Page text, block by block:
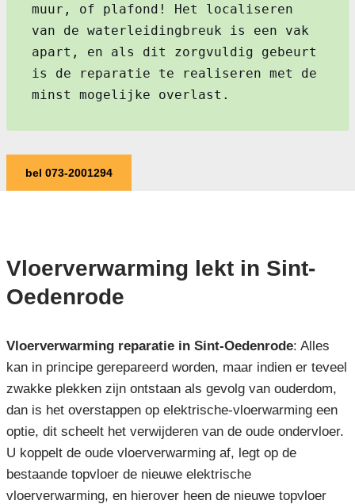
muur, of plafond! Het localiseren
van de waterleidingbreuk is een vak
apart, en als dit zorgvuldig gebeurt
is de reparatie te realiseren met de
minst mogelijke overlast.
bel 073-2001294
Vloerverwarming lekt in Sint-
Oedenrode
Vloerverwarming reparatie in Sint-Oedenrode: Alles
kan in principe gerepareerd worden, maar indien er teveel
zwakke plekken zijn ontstaan als gevolg van ouderdom,
dan is het overstappen op elektrische-vloerwarming een
optie, dit scheelt het verwijderen van de oude ondervloer.
U koppelt de oude vloerverwarming af, legt op de
bestaande topvloer de nieuwe elektrische
vloerverwarming, en hierover heen de nieuwe topvloer